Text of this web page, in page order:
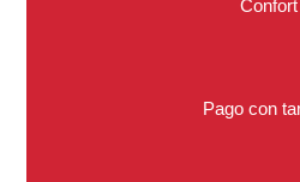
Confort
Pago con